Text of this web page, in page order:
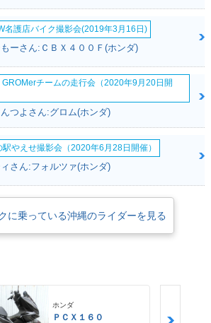
名護店バイク撮影会(2019年3月16日)
ーさん:ＣＢＸ４００Ｆ(ホンダ)
GROMerチームの走行会（2020年9月20日開
つよさん:グロム(ホンダ)
駅やえせ撮影会（2020年6月28日開催）
さん:フォルツァ(ホンダ)
に乗っている沖縄のライダーを見る
ホンダ
ＰＣＸ１６０